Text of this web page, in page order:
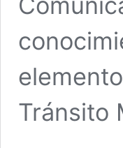
Tránsito